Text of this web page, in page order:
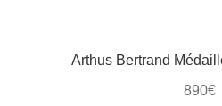
Arthus Bertrand
890€